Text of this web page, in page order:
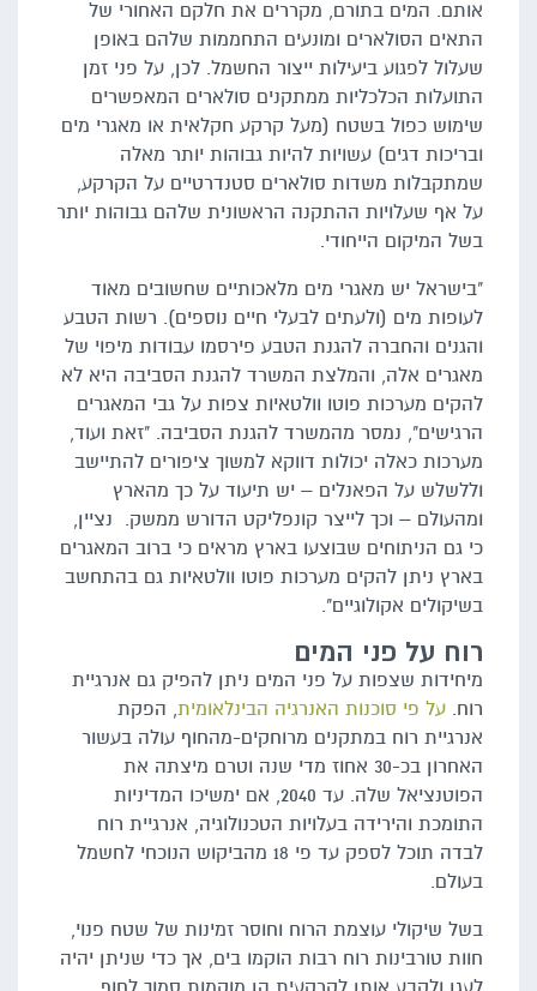
אותם. המים בתורם, מקררים את חלקם האחורי של
התאים הסולארים ומונעים התחממות שלהם באופן
שעלול לפגוע ביעילות ייצור החשמל. לכן, על פני זמן
התועלות הכלכליות ממתקנים סולארים המאפשרים
שימוש כפול בשטח (מעל קרקע חקלאית או מאגרי מים
ובריכות דגים) עשויות להיות גבוהות יותר מאלה
שמתקבלות משדות סולארים סטנדרטיים על הקרקע,
על אף שעלויות ההתקנה הראשונית שלהם גבוהות יותר
בשל המיקום הייחודי.
"בישראל יש מאגרי מים מלאכותיים שחשובים מאוד
לעופות מים (ולעתים לבעלי חיים נוספים). רשות הטבע
והגנים והחברה להגנת הטבע פירסמו עבודות מיפוי של
מאגרים אלה, והמלצת המשרד להגנת הסביבה היא לא
להקים מערכות פוטו וולטאיות צפות על גבי המאגרים
הרגישים", נמסר מהמשרד להגנת הסביבה. "זאת ועוד,
מערכות כאלה יכולות דווקא למשוך ציפורים להתיישב
וללשלש על הפאנלים – יש תיעוד על כך מהארץ
ומהעולם – וכך לייצר קונפליקט הדורש ממשק. נציין,
כי גם הניתוחים שבוצעו בארץ מראים כי ברוב המאגרים
בארץ ניתן להקים מערכות פוטו וולטאיות גם בהתחשב
בשיקולים אקולוגיים".
רוח על פני המים
מיחידות שצפות על פני המים ניתן להפיק גם אנרגיית
רוח. על פי סוכנות האנרגיה הבינלאומית, הפקת
אנרגיית רוח במתקנים מרוחקים-מהחוף עולה בעשור
האחרון בכ-30 אחוז מדי שנה וטרם מיצתה את
הפוטנציאל שלה. עד 2040, אם ימשיכו המדיניות
התומכת והירידה בעלויות הטכנולוגיה, אנרגיית רוח
לבדה תוכל לספק עד פי 18 מהביקוש הנוכחי לחשמל
בעולם.
בשל שיקולי עוצמת הרוח וחוסר זמינות של שטח פנוי,
חוות טורבינות רוח רבות הוקמו בים, אך כדי שניתן יהיה